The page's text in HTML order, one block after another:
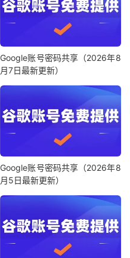
Google账号密码共享（2026年8
月7日最新更新）
Google账号密码共享（2026年8
月5日最新更新）